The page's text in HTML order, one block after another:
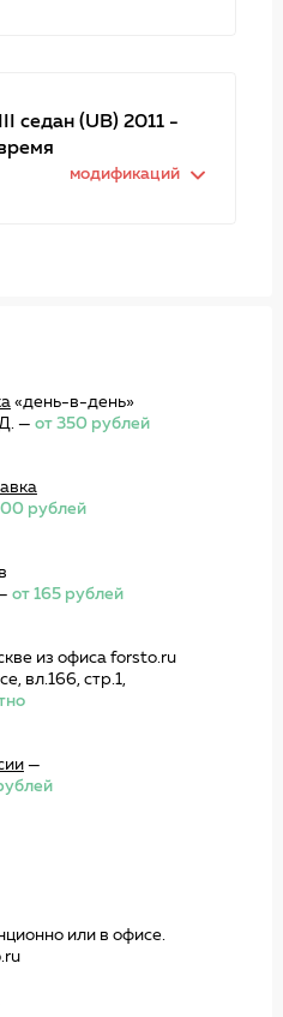
седан (UB) 2011 -
модификаций
«день-в-день»
— от 350 рублей
рублей
от 165 рублей
из офиса forsto.ru
вл.166, стр.1,
—
или в офисе.